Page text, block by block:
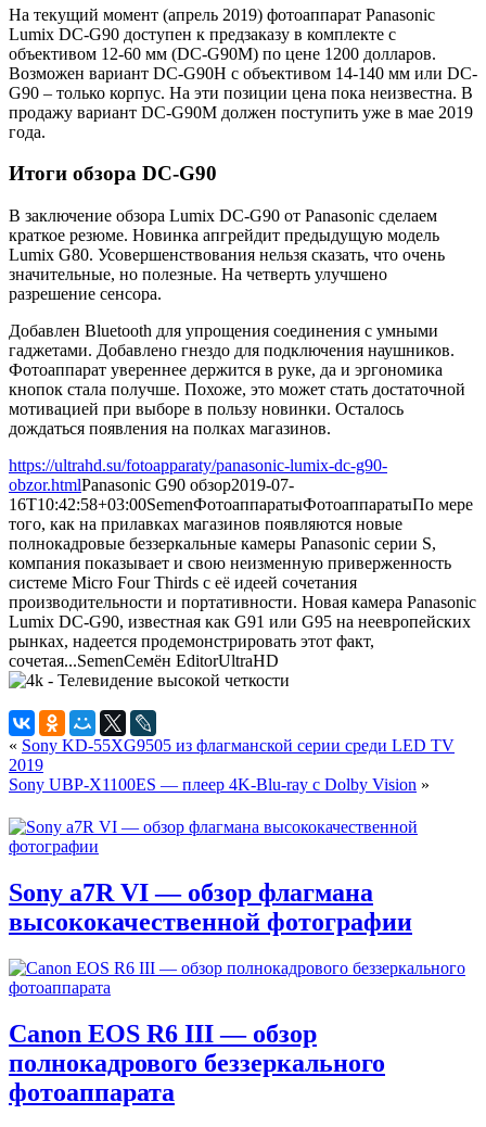
На текущий момент (апрель 2019) фотоаппарат Panasonic
Lumix DC-G90 доступен к предзаказу в комплекте с
объективом 12-60 мм (DC-G90M) по цене 1200 долларов.
Возможен вариант DC-G90H с объективом 14-140 мм или DC-
G90 – только корпус. На эти позиции цена пока неизвестна. В
продажу вариант DC-G90M должен поступить уже в мае 2019
года.
Итоги обзора DC-G90
В заключение обзора Lumix DC-G90 от Panasonic сделаем
краткое резюме. Новинка апгрейдит предыдущую модель
Lumix G80. Усовершенствования нельзя сказать, что очень
значительные, но полезные. На четверть улучшено
разрешение сенсора.
Добавлен Bluetooth для упрощения соединения с умными
гаджетами. Добавлено гнездо для подключения наушников.
Фотоаппарат увереннее держится в руке, да и эргономика
кнопок стала получше. Похоже, это может стать достаточной
мотивацией при выборе в пользу новинки. Осталось
дождаться появления на полках магазинов.
https://ultrahd.su/fotoapparaty/panasonic-lumix-dc-g90-
obzor.htmlPanasonic G90 обзор2019-07-
16T10:42:58+03:00SemenФотоаппаратыФотоаппаратыПо мере
того, как на прилавках магазинов появляются новые
полнокадровые беззеркальные камеры Panasonic серии S,
компания показывает и свою неизменную приверженность
системе Micro Four Thirds с её идеей сочетания
производительности и портативности. Новая камера Panasonic
Lumix DC-G90, известная как G91 или G95 на неевропейских
рынках, надеется продемонстрировать этот факт,
сочетая...SemenСемён EditorUltraHD
« Sony KD-55XG9505 из флагманской серии среди LED TV
2019
Sony UBP-X1100ES — плеер 4K-Blu-ray с Dolby Vision »
Sony a7R VI — обзор флагмана
высококачественной фотографии
Canon EOS R6 III — обзор
полнокадрового беззеркального
фотоаппарата